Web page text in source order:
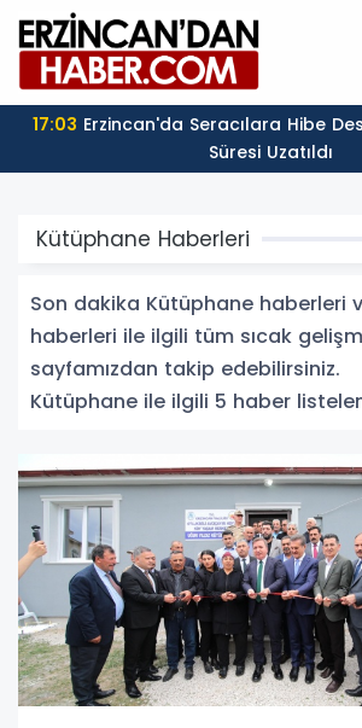
17:03
Süresi Uzatıldı
Kütüphane Haberleri
Son dakika Kütüphane haberleri
haberleri ile ilgili tüm sıcak
sayfamızdan takip edebilirsiniz.
Kütüphane ile ilgili 5 haber